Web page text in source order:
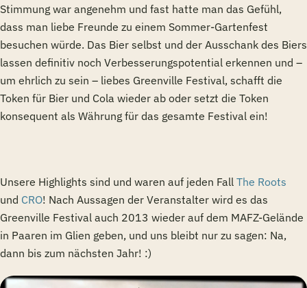
Stimmung war angenehm und fast hatte man das Gefühl,
dass man liebe Freunde zu einem Sommer-Gartenfest
besuchen würde. Das Bier selbst und der Ausschank des Biers
lassen definitiv noch Verbesserungspotential erkennen und –
um ehrlich zu sein – liebes Greenville Festival, schafft die
Token für Bier und Cola wieder ab oder setzt die Token
konsequent als Währung für das gesamte Festival ein!
Unsere Highlights sind und waren auf jeden FallThe Roots
und CRO! Nach Aussagen der Veranstalter wird es das
Greenville Festival auch 2013 wieder auf dem MAFZ-Gelände
in Paaren im Glien geben, und uns bleibt nur zu sagen: Na,
dann bis zum nächsten Jahr! :)